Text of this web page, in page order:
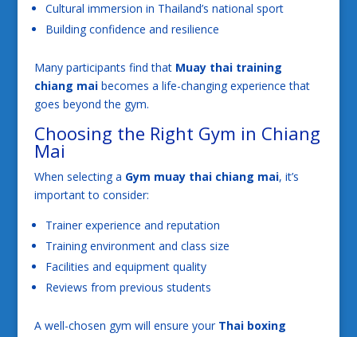
Cultural immersion in Thailand’s national sport
Building confidence and resilience
Many participants find that Muay thai training
chiang maibecomes a life-changing experience that
goes beyond the gym.
Choosing the Right Gym in Chiang
Mai
When selecting a Gym muay thai chiang mai, it’s
important to consider:
Trainer experience and reputation
Training environment and class size
Facilities and equipment quality
Reviews from previous students
A well-chosen gym will ensure your Thai boxing